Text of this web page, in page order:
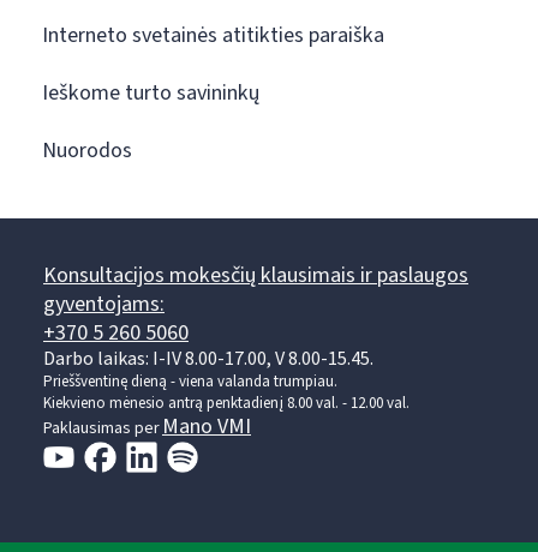
Interneto svetainės atitikties paraiška
Ieškome turto savininkų
Nuorodos
Konsultacijos mokesčių klausimais ir paslaugos
gyventojams:
+370 5 260 5060
Darbo laikas: I-IV 8.00-17.00, V 8.00-15.45.
Prieššventinę dieną - viena valanda trumpiau.
Kiekvieno mėnesio antrą penktadienį 8.00 val. - 12.00 val.
Paklausimas perMano VMI